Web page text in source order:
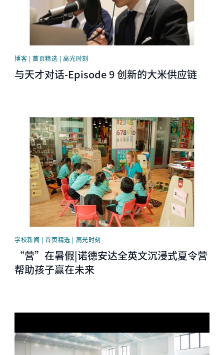
博客 | 首页精选 | 高光时刻
与天才对话-Episode 9 创新的大米供应链
News image
学校新闻 | 首页精选 | 高光时刻
“营”在暑假|诺德安达全英文沉浸式夏令营
帮助孩子赢在未来